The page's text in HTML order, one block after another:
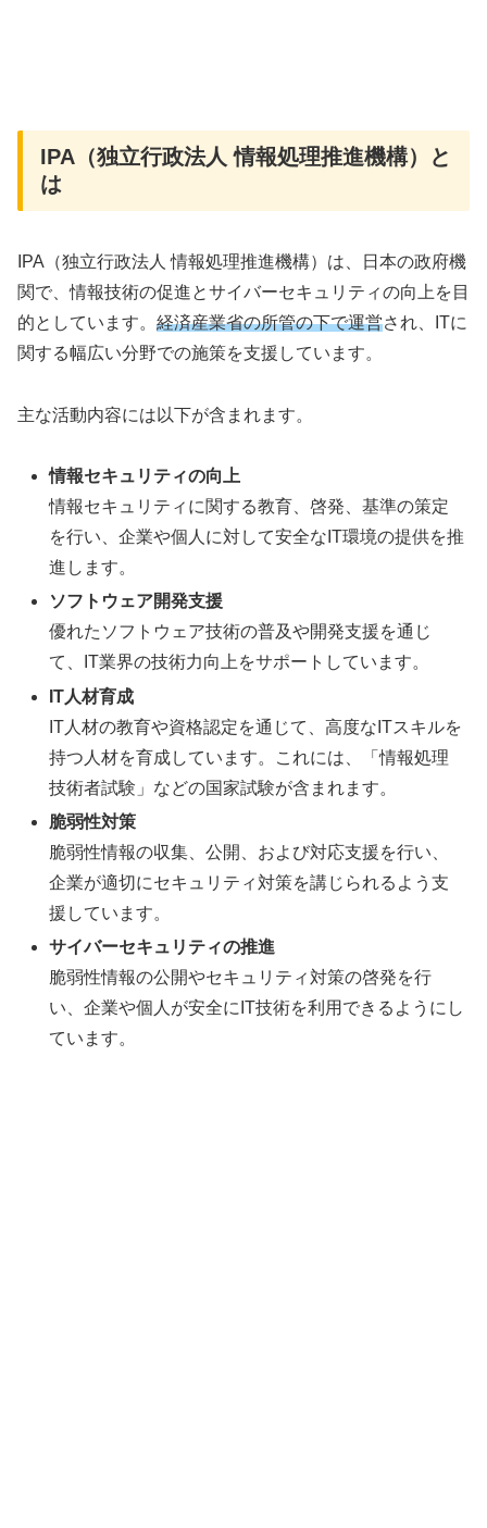
IPA（独立行政法人 情報処理推進機構）と
は
IPA（独立行政法人 情報処理推進機構）は、日本の政府機
関で、情報技術の促進とサイバーセキュリティの向上を目
的としています。 経済産業省の所管の下で運営され、ITに
関する幅広い分野での施策を支援しています。
主な活動内容には以下が含まれます。
情報セキュリティの向上
情報セキュリティに関する教育、啓発、基準の策定
を行い、企業や個人に対して安全なIT環境の提供を推
進します。
ソフトウェア開発支援
優れたソフトウェア技術の普及や開発支援を通じ
て、IT業界の技術力向上をサポートしています。
IT人材育成
IT人材の教育や資格認定を通じて、高度なITスキルを
持つ人材を育成しています。これには、「情報処理
技術者試験」などの国家試験が含まれます。
脆弱性対策
脆弱性情報の収集、公開、および対応支援を行い、
企業が適切にセキュリティ対策を講じられるよう支
援しています。
サイバーセキュリティの推進
脆弱性情報の公開やセキュリティ対策の啓発を行
い、企業や個人が安全にIT技術を利用できるようにし
ています。